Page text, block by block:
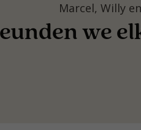
Marcel, Willy
we